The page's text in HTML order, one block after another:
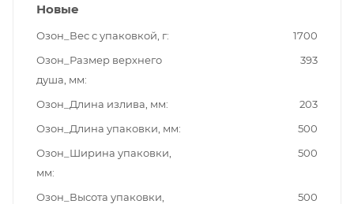
Новые
Озон_Вес с упаковкой, г
1700
Озон_Размер верхнего
душа, мм
393
Озон_Длина излива, мм
203
Озон_Длина упаковки, мм
500
Озон_Ширина упаковки,
мм
500
Озон_Высота упаковки,
500